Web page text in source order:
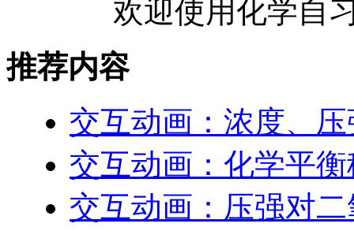
欢迎使用化学自
推荐内容
交互动画：浓度、
交互动画：化学平
交互动画：压强对